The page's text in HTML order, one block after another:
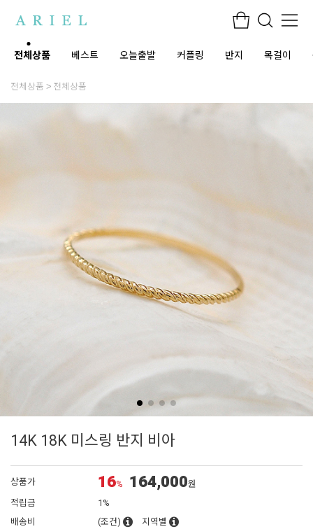
전체상품 베스트 오늘출발 커플링 반지 목걸이
전체상품 전체상품
14K 18K 미스링 반지 비아
상품가 16% 164,000원
적립금
1%
배송비
(조건) 지역별